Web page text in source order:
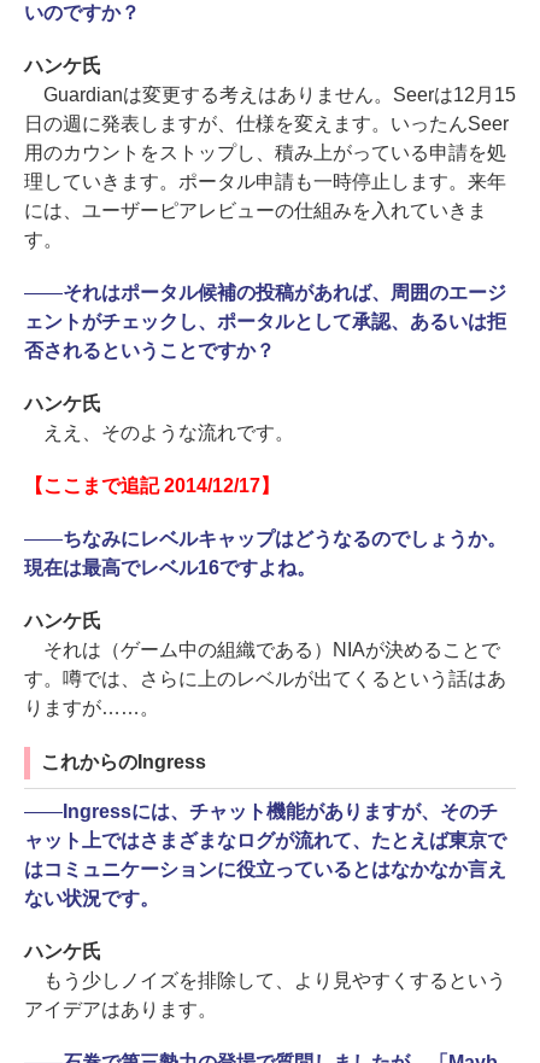
いのですか？
ハンケ氏
Guardianは変更する考えはありません。Seerは12月15
日の週に発表しますが、仕様を変えます。いったんSeer
用のカウントをストップし、積み上がっている申請を処
理していきます。ポータル申請も一時停止します。来年
には、ユーザーピアレビューの仕組みを入れていきま
す。
――それはポータル候補の投稿があれば、周囲のエージ
ェントがチェックし、ポータルとして承認、あるいは拒
否されるということですか？
ハンケ氏
ええ、そのような流れです。
【ここまで追記 2014/12/17】
――ちなみにレベルキャップはどうなるのでしょうか。
現在は最高でレベル16ですよね。
ハンケ氏
それは（ゲーム中の組織である）NIAが決めることで
す。噂では、さらに上のレベルが出てくるという話はあ
りますが……。
これからのIngress
――Ingressには、チャット機能がありますが、そのチ
ャット上ではさまざまなログが流れて、たとえば東京で
はコミュニケーションに役立っているとはなかなか言え
ない状況です。
ハンケ氏
もう少しノイズを排除して、より見やすくするという
アイデアはあります。